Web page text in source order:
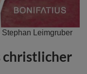
Stephan Leimgruber
christlicher